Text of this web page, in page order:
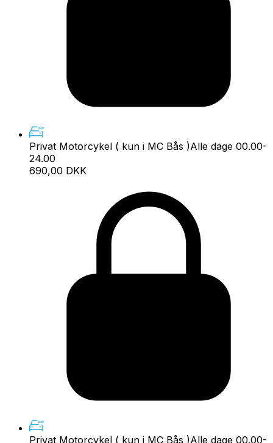
Privat Motorcykel ( kun i MC Bås )Alle dage 00.00-
24.00
690,00 DKK
Privat Motorcykel ( kun i MC Bås )Alle dage 00.00-